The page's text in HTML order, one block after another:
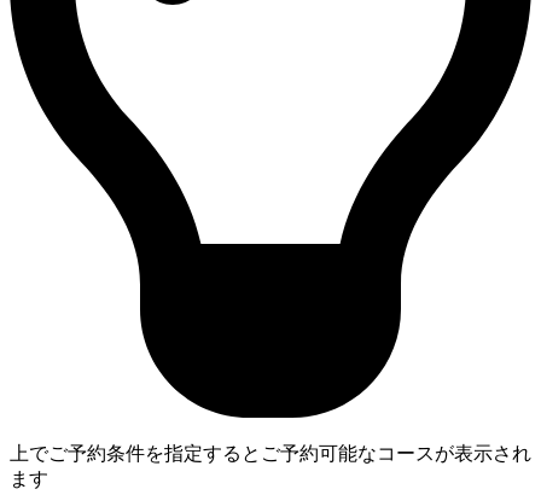
上でご予約条件を指定するとご予約可能なコースが表示され
ます